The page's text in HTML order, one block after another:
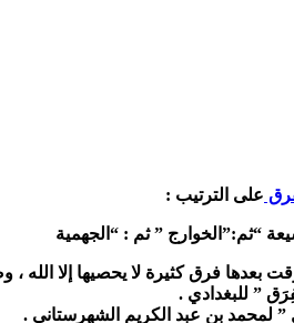
على الترتيب :
“ثم:” الخوارج ”ثم : “ الجهمية
بعدها فرق كثيرة لا يحصيها إلا الله
” للبغدادي .
” لمحمد بن عبد الكريم الشهرستاني .